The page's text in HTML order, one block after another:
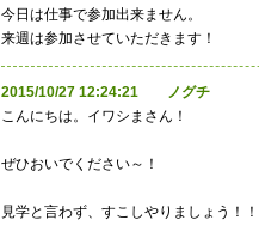
今日は仕事で参加出来ません。
来週は参加させていただきます！
2015/10/27 12:24:21 ノグチ
こんにちは。イワシまさん！
ぜひおいでください～！
見学と言わず、すこしやりましょう！！